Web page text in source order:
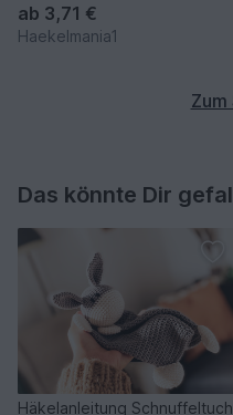
ab 3,71 €
Haekelmania1
Zum
Das könnte Dir
Häkelanleitung Schnuffeltuch